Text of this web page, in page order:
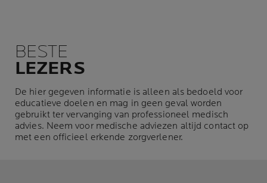
BESTE
LEZERS
De hier gegeven informatie is alleen als bedoeld voor
educatieve doelen en mag in geen geval worden
gebruikt ter vervanging van professioneel medisch
advies. Neem voor medische adviezen altijd contact op
met een officieel erkende zorgverlener.